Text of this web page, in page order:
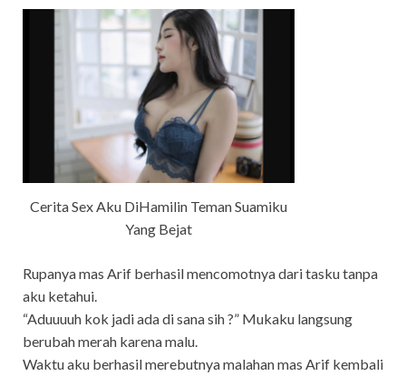
Cerita Sex Aku DiHamilin Teman Suamiku
Yang Bejat
Rupanya mas Arif berhasil mencomotnya dari tasku tanpa
aku ketahui.
“Aduuuuh kok jadi ada di sana sih ?” Mukaku langsung
berubah merah karena malu.
Waktu aku berhasil merebutnya malahan mas Arif kembali